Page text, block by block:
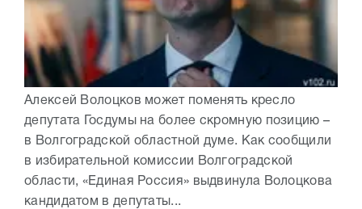
Алексей Волоцков может поменять кресло
депутата Госдумы на более скромную позицию –
в Волгоградской областной думе. Как сообщили
в избирательной комиссии Волгоградской
области, «Единая Россия» выдвинула Волоцкова
кандидатом в депутаты...